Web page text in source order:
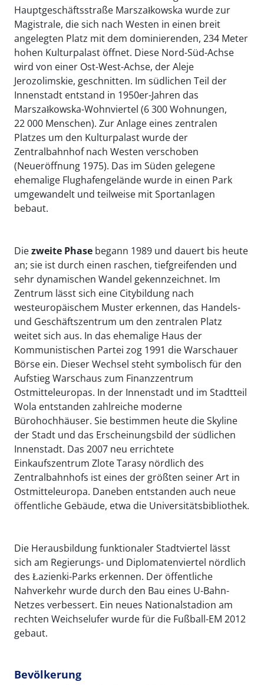
Hauptgeschäftsstraße Marszałkowska wurde zur
Magistrale, die sich nach Westen in einen breit
angelegten Platz mit dem dominierenden, 234 Meter
hohen Kulturpalast öffnet. Diese Nord-Süd-Achse
wird von einer Ost-West-Achse, der Aleje
Jerozolimskie, geschnitten. Im südlichen Teil der
Innenstadt entstand in 1950er-Jahren das
Marszałkowska-Wohnviertel (6 300 Wohnungen,
22 000 Menschen). Zur Anlage eines zentralen
Platzes um den Kulturpalast wurde der
Zentralbahnhof nach Westen verschoben
(Neueröffnung 1975). Das im Süden gelegene
ehemalige Flughafengelände wurde in einen Park
umgewandelt und teilweise mit Sportanlagen
bebaut.
Diezweite Phase begann 1989 und dauert bis heute
an; sie ist durch einen raschen, tiefgreifenden und
sehr dynamischen Wandel gekennzeichnet. Im
Zentrum lässt sich eine Citybildung nach
westeuropäischem Muster erkennen, das Handels-
und Geschäftszentrum um den zentralen Platz
weitet sich aus. In das ehemalige Haus der
Kommunistischen Partei zog 1991 die Warschauer
Börse ein. Dieser Wechsel steht symbolisch für den
Aufstieg Warschaus zum Finanzzentrum
Ostmitteleuropas. In der Innenstadt und im Stadtteil
Wola entstanden zahlreiche moderne
Bürohochhäuser. Sie bestimmen heute die Skyline
der Stadt und das Erscheinungsbild der südlichen
Innenstadt. Das 2007 neu errichtete
Einkaufszentrum Zlote Tarasy nördlich des
Zentralbahnhofs ist eines der größten seiner Art in
Ostmitteleuropa. Daneben entstanden auch neue
öffentliche Gebäude, etwa die Universitätsbibliothek.
Die Herausbildung funktionaler Stadtviertel lässt
sich am Regierungs- und Diplomatenviertel nördlich
des Łazienki-Parks erkennen. Der öffentliche
Nahverkehr wurde durch den Bau eines U-Bahn-
Netzes verbessert. Ein neues Nationalstadion am
rechten Weichselufer wurde für die Fußball-EM 2012
gebaut.
Bevölkerung